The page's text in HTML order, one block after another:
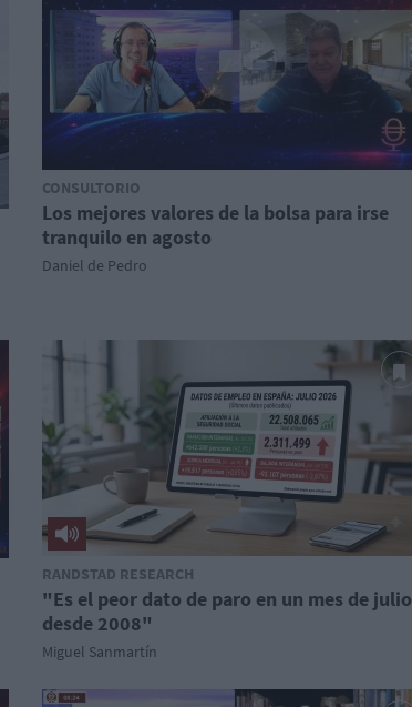
CONSULTORIO
Los mejores valores de la bolsa para irse
tranquilo en agosto
Daniel de Pedro
RANDSTAD RESEARCH
"Es el peor dato de paro en un mes de julio
desde 2008"
Miguel Sanmartín